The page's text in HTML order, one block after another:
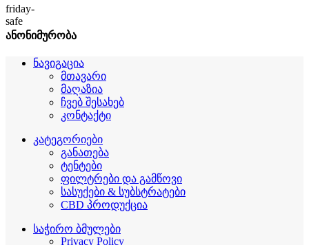
ანონიმურობა
ნავიგაცია
მთავარი
მაღაზია
ჩვებ შესახებ
კონტაქტი
კატეგორიები
განათება
ტენტები
ფილტრები და გამწოვი
სასუქები & სუბსტრატები
CBD პროდუქცია
საჭირო ბმულები
Privacy Policy